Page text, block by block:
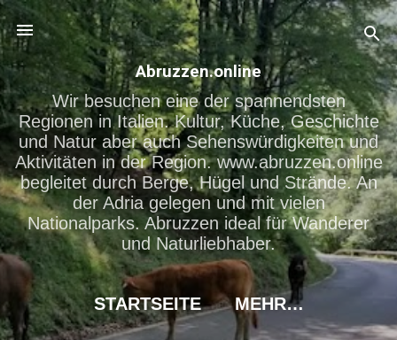
Direkt zum Hauptbereich
Abruzzen.online
Wir besuchen eine der spannendsten
Regionen in Italien. Kultur, Küche, Geschichte
und Natur aber auch Sehenswürdigkeiten und
Aktivitäten in der Region. www.abruzzen.online
begleitet durch Berge, Hügel und Strände. An
der Adria gelegen und mit vielen
Nationalparks. Abruzzen ideal für Wanderer
und Naturliebhaber.
STARTSEITE MEHR…